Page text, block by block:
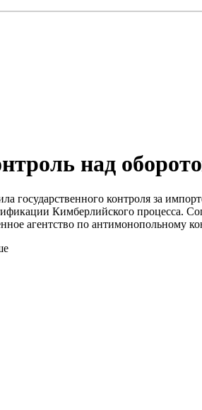
над
государственного контроля за
Кимберлийского процесса.
агентство по антимонопольному